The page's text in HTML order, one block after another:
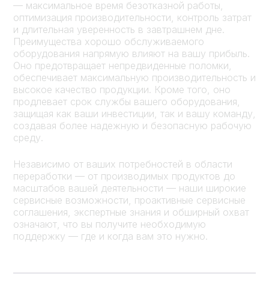
— максимальное время безотказной работы,
оптимизация производительности, контроль затрат
и длительная уверенность в завтрашнем дне.
Преимущества хорошо обслуживаемого
оборудования напрямую влияют на вашу прибыль.
Оно предотвращает непредвиденные поломки,
обеспечивает максимальную производительность и
высокое качество продукции. Кроме того, оно
продлевает срок службы вашего оборудования,
защищая как ваши инвестиции, так и вашу команду,
создавая более надежную и безопасную рабочую
среду.
Независимо от ваших потребностей в области
переработки — от производимых продуктов до
масштабов вашей деятельности — наши широкие
сервисные возможности, проактивные сервисные
соглашения, экспертные знания и обширный охват
означают, что вы получите необходимую
поддержку — где и когда вам это нужно.